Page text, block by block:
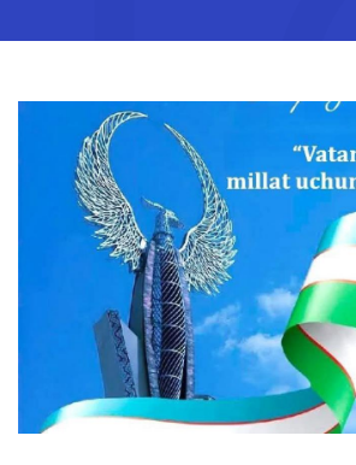
Bogʻlanish
Xalqaro aloqalar
Ochiq majlislar o'tkazish
rejalari
Ta'lim
Tahliliy ma'lumotlar
Ta'limga doir terminlar